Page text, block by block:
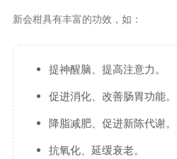
新会柑具有丰富的功效，如：
提神醒脑、提高注意力。
促进消化、改善肠胃功能。
降脂减肥、促进新陈代谢。
抗氧化、延缓衰老。